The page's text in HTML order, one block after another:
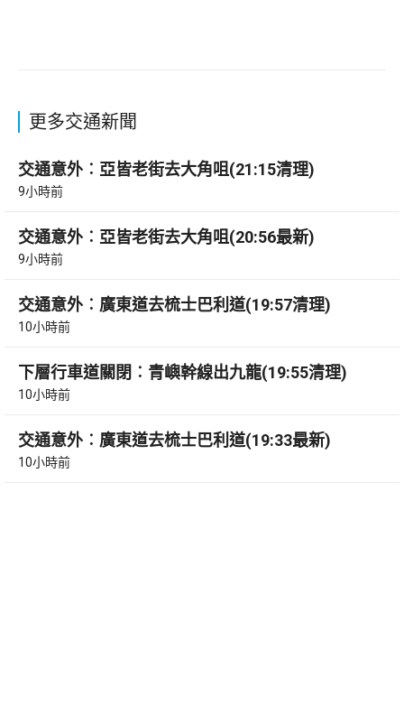
更多交通新聞
交通意外︰亞皆老街去大角咀(21:15清理)
9小時前
交通意外︰亞皆老街去大角咀(20:56最新)
9小時前
交通意外︰廣東道去梳士巴利道(19:57清理)
10小時前
下層行車道關閉︰青嶼幹線出九龍(19:55清理)
10小時前
交通意外︰廣東道去梳士巴利道(19:33最新)
10小時前